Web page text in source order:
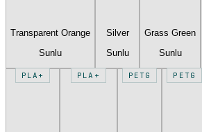
Transparent Orange
Sunlu
Silver
Sunlu
Grass Green
Sunlu
PLA+ PLA+ PETG PETG